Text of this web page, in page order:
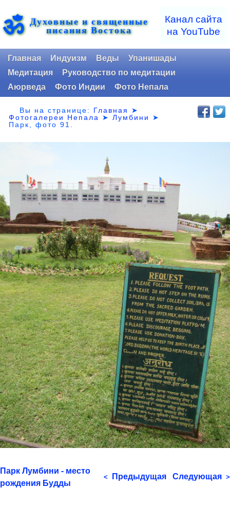
ॐ Духовные и священные
писания Востока
Канал сайта
на YouTube
Главная Индуизм Веды
Упанишады
Медитация
Руководство по медитации
Аюрведа
Фото Индии Фото Непала
Вы на странице: Главная
➤
Фотогалереи Непала
➤Лумбини
➤
Парк,фото 91.
Парк Лумбини - место
рождения Будды
< Предыдущая Следующая >